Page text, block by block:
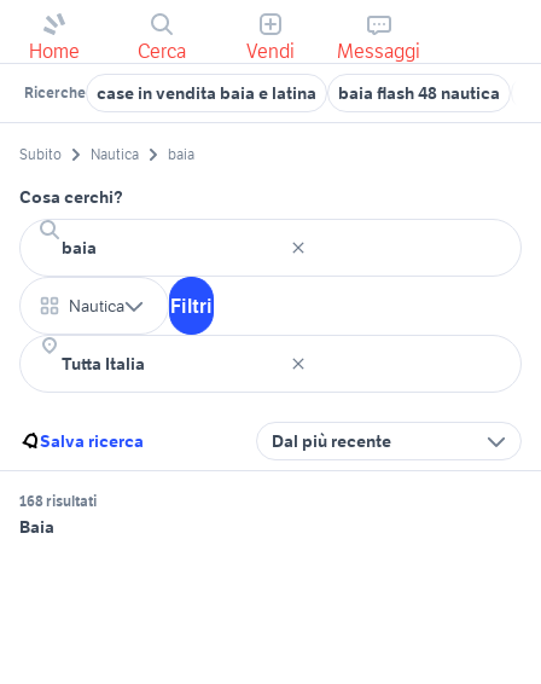
Home Cerca Vendi Messaggi
Ricerche case in vendita baia e latina baia flash 48 nautica
Subito Nautica baia
Cosa cerchi?
Nautica Filtri
Salva ricerca Dal più recente
168 risultati
Baia